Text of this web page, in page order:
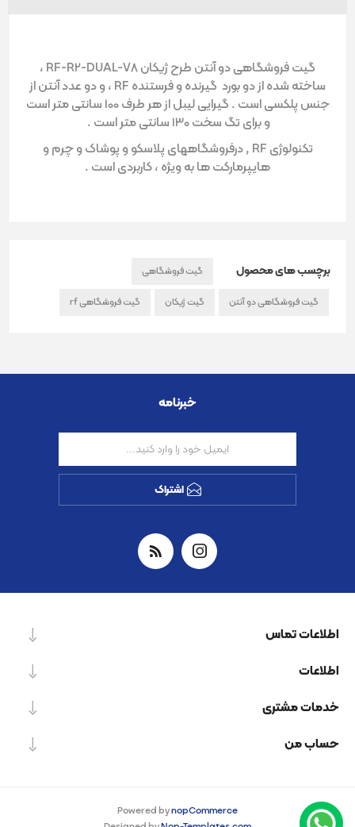
گیت فروشگاهی دو آنتن طرح ژیکان RF-R2-DUAL-V8 ،
ساخته شده از دو بورد گیرنده و فرستنده RF ، و دو عدد آنتن از
جنس پلکسی است . گیرایی لیبل از هر طرف 100 سانتی متر است
و برای تگ سخت 130 سانتی متر است .
تکنولوژی RF , درفروشگاههای پلاسکو و پوشاک و چرم و
هایپرمارکت ها به ویژه ، کاربردی است .
برچسب های محصول گیت فروشگاهی
گیت فروشگاهی دو آنتن گیت ژیکان گیت فروشگاهی rf
خبرنامه
اشتراک
اطلاعات تماس
اطلاعات
خدمات مشتری
حساب من
Powered bynopCommerce